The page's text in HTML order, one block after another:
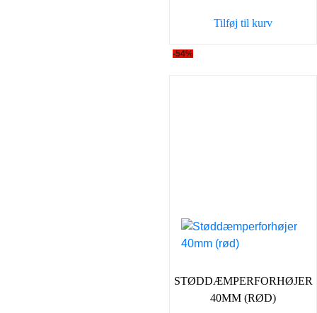
149,00 kr..
Tilføj til kurv
-54%
STØDDÆMPERFORHØJER
40MM (RØD)